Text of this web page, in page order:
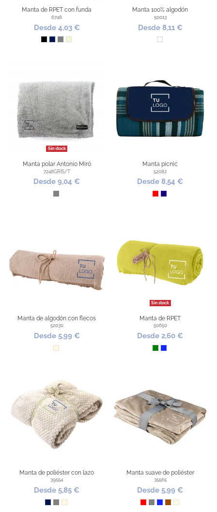
Manta de RPET con funda
6748
Desde 4,03 €
NegroMarino
GrisBeige
Manta 100% algodón
50013
Desde 8,11 €
Blanco
Sin stock
Manta polar Antonio Miró
7248GRIS/T
Desde 9,04 €
Gris
Manta picnic
52082
Desde 8,54 €
RojoAzul Oscuro
Manta de algodón con flecos
52030
Desde 5,99 €
Natural
Sin stock
Manta de RPET
50650
Desde 2,60 €
VerdeAzul Royal
Manta de poliéster con lazo
39554
Desde 5,85 €
Marino
GrisNatural
Manta suave de poliéster
35565
Desde 5,99 €
RojoGrisAzul Royal
MarrónNatural